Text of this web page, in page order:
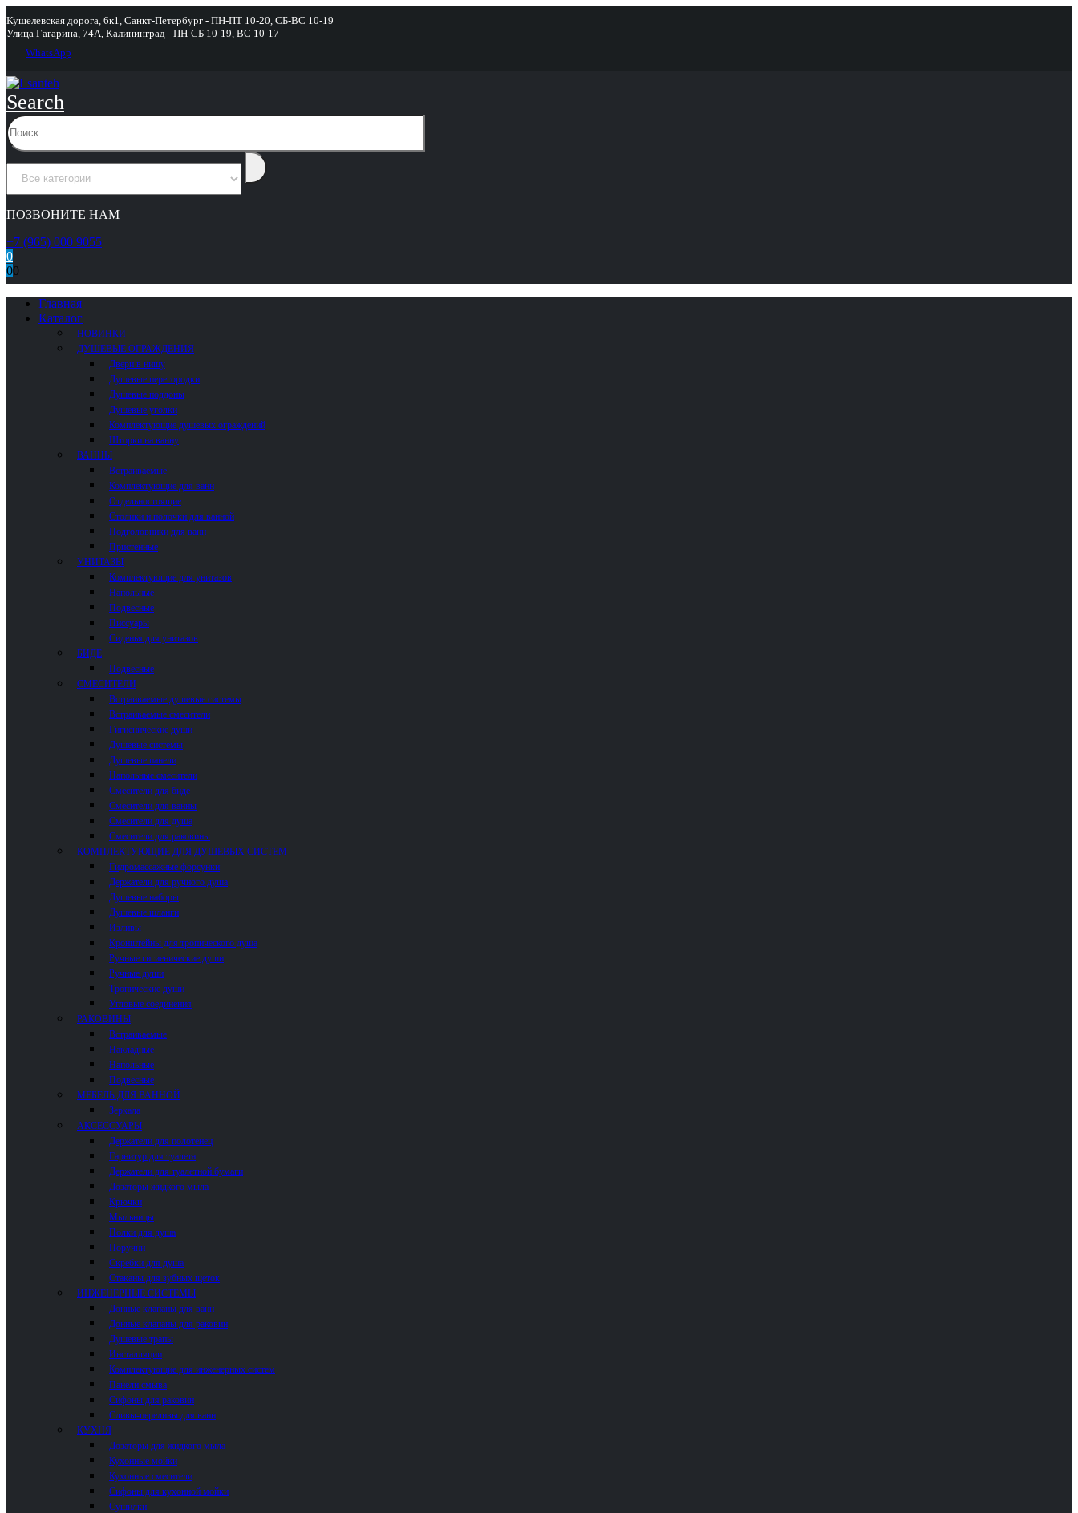
Кушелевская дорога, 6к1, Санкт-Петербург - ПН-ПТ 10-20, СБ-ВС 10-19
Улица Гагарина, 74А, Калининград - ПН-СБ 10-19, ВС 10-17
WhatsApp
Search
ПОЗВОНИТЕ НАМ
+7 (965) 000 9055
0
00
Главная
Каталог
НОВИНКИ
ДУШЕВЫЕ ОГРАЖДЕНИЯ
Двери в нишу
Душевые перегородки
Душевые поддоны
Душевые уголки
Комплектующие душевых ограждений
Шторки на ванну
ВАННЫ
Встраиваемые
Комплектующие для ванн
Отдельностоящие
Столики и полочки для ванной
Подголовники для ванн
Пристенные
УНИТАЗЫ
Комплектующие для унитазов
Напольные
Подвесные
Писсуары
Сиденья для унитазов
БИДЕ
Подвесные
СМЕСИТЕЛИ
Встраиваемые душевые системы
Встраиваемые смесители
Гигиенические души
Душевые системы
Душевые панели
Напольные смесители
Смесители для биде
Смесители для ванны
Смесители для душа
Смесители для раковины
КОМПЛЕКТУЮЩИЕ ДЛЯ ДУШЕВЫХ СИСТЕМ
Гидромассажные форсунки
Держатели для ручного душа
Душевые наборы
Душевые шланги
Изливы
Кронштейны для тропического душа
Ручные гигиенические души
Ручные души
Тропические души
Угловые соединения
РАКОВИНЫ
Встраиваемые
Накладные
Напольные
Подвесные
МЕБЕЛЬ ДЛЯ ВАННОЙ
Зеркала
АКСЕССУАРЫ
Держатели для полотенец
Гарнитур для туалета
Держатели для туалетной бумаги
Дозаторы жидкого мыла
Крючки
Мыльницы
Полки для душа
Поручни
Скребки для душа
Стаканы для зубных щеток
ИНЖЕНЕРНЫЕ СИСТЕМЫ
Донные клапаны для ванн
Донные клапаны для раковин
Душевые трапы
Инсталляции
Комплектующие для инженерных систем
Панели смыва
Сифоны для раковин
Сливы-переливы для ванн
КУХНЯ
Дозаторы для жидкого мыла
Кухонные мойки
Кухонные смесители
Сифоны для кухонной мойки
Сушилки